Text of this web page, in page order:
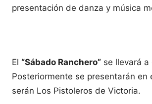
presentación de danza y música
El “Sábado Ranchero” se llevará a
Posteriormente se presentarán
serán Los Pistoleros de Victoria.